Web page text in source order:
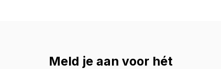
Meld je aan voor hét